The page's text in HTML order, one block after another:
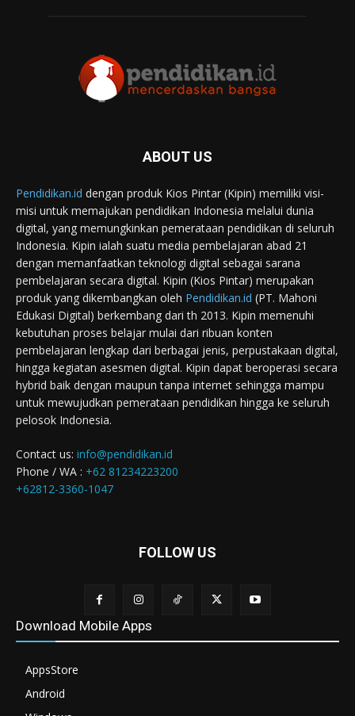
ABOUT US
Pendidikan.id dengan produk Kios Pintar (Kipin) memiliki visi-
misi untuk memajukan pendidikan Indonesia melalui dunia
digital, yang memungkinkan pemerataan pendidikan di seluruh
Indonesia. Kipin ialah suatu media pembelajaran abad 21
dengan memanfaatkan teknologi digital sebagai sarana
pembelajaran secara digital. Kipin (Kios Pintar) merupakan
produk yang dikembangkan oleh Pendidikan.id (PT. Mahoni
Edukasi Digital) berkembang dari th 2013. Kipin memenuhi
kebutuhan proses belajar mulai dari ribuan konten
pembelajaran lengkap dari berbagai jenis, perpustakaan digital,
hingga kegiatan asesmen digital. Kipin dapat beroperasi secara
hybrid baik dengan maupun tanpa internet sehingga mampu
untuk mewujudkan pemerataan pendidikan hingga ke seluruh
pelosok Indonesia.
Contact us: info@pendidikan.id
Phone / WA : +62 81234223200
+62812-3360-1047
FOLLOW US
Download Mobile Apps
AppsStore
Android